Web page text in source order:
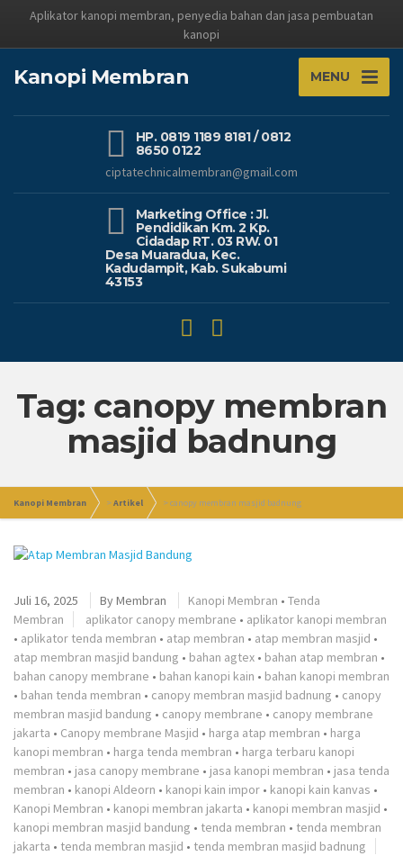
Aplikator kanopi membran, penyedia bahan dan jasa pembuatan
kanopi
Kanopi Membran MENU
HP. 0819 1189 8181 / 0812
8650 0122
ciptatechnicalmembran@gmail.com
Marketing Office : Jl.
Pendidikan Km. 2 Kp.
Cidadap RT. 03 RW. 01
Desa Muaradua, Kec.
Kadudampit, Kab. Sukabumi
43153
Tag: canopy membran
masjid badnung
Kanopi Membran >Artikel >canopy membran masjid badnung
Juli 16, 2025 ByMembran Kanopi Membran • Tenda
Membran
aplikator canopy membrane • aplikator kanopi membran
• aplikator tenda membran • atap membran • atap membran masjid •
atap membran masjid bandung • bahan agtex • bahan atap membran •
bahan canopy membrane • bahan kanopi kain • bahan kanopi membran
• bahan tenda membran • canopy membran masjid badnung • canopy
membran masjid bandung • canopy membrane • canopy membrane
jakarta • Canopy membrane Masjid • harga atap membran • harga
kanopi membran • harga tenda membran • harga terbaru kanopi
membran • jasa canopy membrane • jasa kanopi membran • jasa tenda
membran • kanopi Aldeorn • kanopi kain impor • kanopi kain kanvas •
Kanopi Membran • kanopi membran jakarta • kanopi membran masjid •
kanopi membran masjid bandung • tenda membran • tenda membran
jakarta • tenda membran masjid • tenda membran masjid badnung